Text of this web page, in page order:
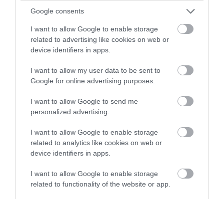
Google consents
I want to allow Google to enable storage
related to advertising like cookies on web or
device identifiers in apps.
I want to allow my user data to be sent to
Google for online advertising purposes.
I want to allow Google to send me
personalized advertising.
I want to allow Google to enable storage
related to analytics like cookies on web or
device identifiers in apps.
I want to allow Google to enable storage
related to functionality of the website or app.
PRONEWS.GR /ΥΓΕΙΑ
Παρενέργεια εμβολίων κατά Covid-19:
«1,25 δις γυναίκες θα τεκνοποιήσουν ένα
είδος ανθρώπου που δεν έχει υπάρξει
μέχρι στιγμής»